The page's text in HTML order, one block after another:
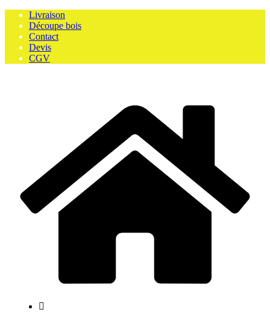
Skip
content
Livraison
Découpe bois
Contact
Devis
CGV